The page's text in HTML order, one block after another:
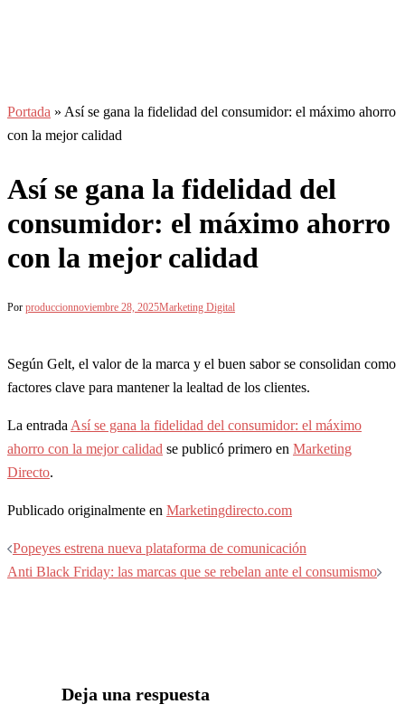
Portada » Así se gana la fidelidad del consumidor: el máximo ahorro
con la mejor calidad
Así se gana la fidelidad del
consumidor: el máximo ahorro
con la mejor calidad
Por produccionnoviembre 28, 2025Marketing Digital
Según Gelt, el valor de la marca y el buen sabor se consolidan como
factores clave para mantener la lealtad de los clientes.
La entrada Así se gana la fidelidad del consumidor: el máximo
ahorro con la mejor calidad se publicó primero en Marketing
Directo.
Publicado originalmente en Marketingdirecto.com
Navegación
de
Popeyes estrena nueva plataforma de comunicación
Anti Black Friday: las marcas que se rebelan ante el consumismo
Deja una respuesta